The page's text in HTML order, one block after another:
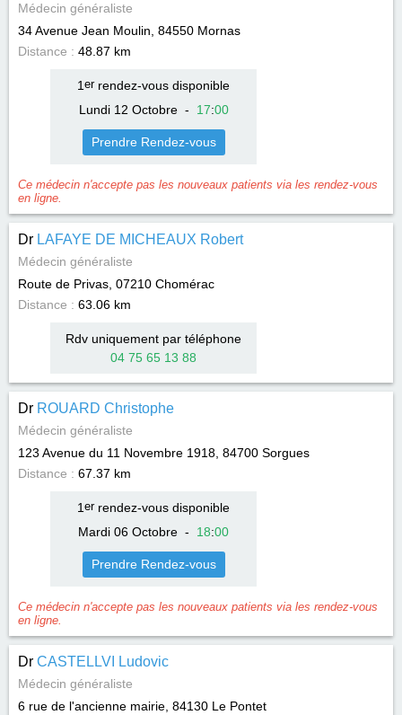
Médecin généraliste
34 Avenue Jean Moulin, 84550 Mornas
Distance : 48.87 km
1 errendez-vous disponible
Lundi 12 Octobre- 17:00
Prendre Rendez-vous
Ce médecin n'accepte pas les nouveaux patients via les rendez-vous
en ligne.
Dr LAFAYE DE MICHEAUX Robert
Médecin généraliste
Route de Privas, 07210 Chomérac
Distance : 63.06 km
Rdv uniquement par téléphone
04 75 65 13 88
Dr ROUARD Christophe
Médecin généraliste
123 Avenue du 11 Novembre 1918, 84700 Sorgues
Distance : 67.37 km
1 errendez-vous disponible
Mardi 06 Octobre - 18:00
Prendre Rendez-vous
Ce médecin n'accepte pas les nouveaux patients via les rendez-vous
en ligne.
Dr CASTELLVI Ludovic
Médecin généraliste
6 rue de l'ancienne mairie, 84130 Le Pontet